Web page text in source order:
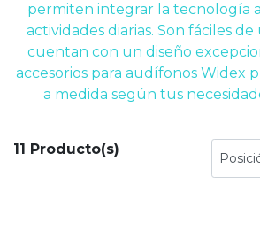
permiten integrar la tecnología
actividades diarias. Son fáciles
cuentan con un diseño
accesorios para audífonos Widex
a medida según tus
11 Producto(s)